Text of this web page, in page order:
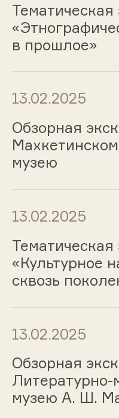
Тематическая
в прошлое»
13.02.2025
Обзорная
музею
13.02.2025
Тематическая
«Культурное
сквозь
13.02.2025
Обзорная
музею А. Ш.